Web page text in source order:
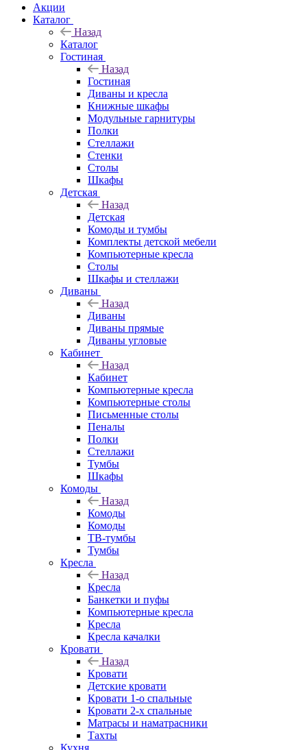
Акции
Каталог
Назад
Каталог
Гостиная
Назад
Гостиная
Диваны и кресла
Книжные шкафы
Модульные гарнитуры
Полки
Стеллажи
Стенки
Столы
Шкафы
Детская
Назад
Детская
Комоды и тумбы
Комплекты детской мебели
Компьютерные кресла
Столы
Шкафы и стеллажи
Диваны
Назад
Диваны
Диваны прямые
Диваны угловые
Кабинет
Назад
Кабинет
Компьютерные кресла
Компьютерные столы
Письменные столы
Пеналы
Полки
Стеллажи
Тумбы
Шкафы
Комоды
Назад
Комоды
Комоды
ТВ-тумбы
Тумбы
Кресла
Назад
Кресла
Банкетки и пуфы
Компьютерные кресла
Кресла
Кресла качалки
Кровати
Назад
Кровати
Детские кровати
Кровати 1-о спальные
Кровати 2-х спальные
Матрасы и наматрасники
Тахты
Кухня